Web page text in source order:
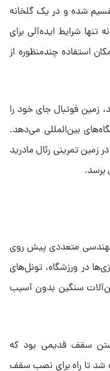
شده و در یک گلخانه
شرایط ایده‌آلی برای
استفاده چندمنظوره از
زمین فوتبال جای خود را
بین‌المللی می‌دهد.
زمین تمرینی رئال مادرید
برسد.
مهندسی متعددی پیش روی
در ورزشگاه، تونل‌های
سنگین بدون آسیب
سقف قدیمی بود که
تا راه برای نصب سقف